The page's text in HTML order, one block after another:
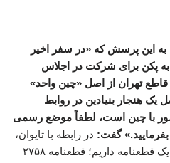
این پرسش که «در سفر اخیر
به پکن برای شرکت در اجلاس
تهران از اصل «چین واحد»
یک هنجار بنیادین در روابط
و مبنای روابط ۱۸۳ کشور با چین است، لطفاً موضع رسمی
بفرمایید.» گفت: در رابطه با تایوان،
موضع ما بسیار روشن است. ما یک قطعنامه داریم؛ قطعنامه ۲۷۵۸